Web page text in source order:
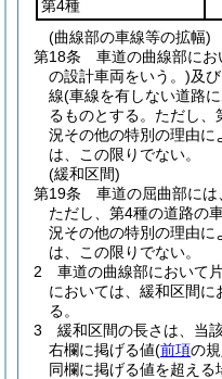
第4種
(曲線部の車線等の拡幅)
第18条
車道の曲線部に
の設計車両をいう。)及
線(車線を有しない道路
るものとする。 ただし、
況その他の特別の理由に
は、この限りでない。
(緩和区間)
第19条
車道の屈曲部には
ただし、第4種の道路の
況その他の特別の理由に
は、この限りでない。
2
車道の曲線部において
においては、緩和区間
る。
3
緩和区間の長さは、当
右欄に掲げる値(前項の
同欄に掲げる値を超える